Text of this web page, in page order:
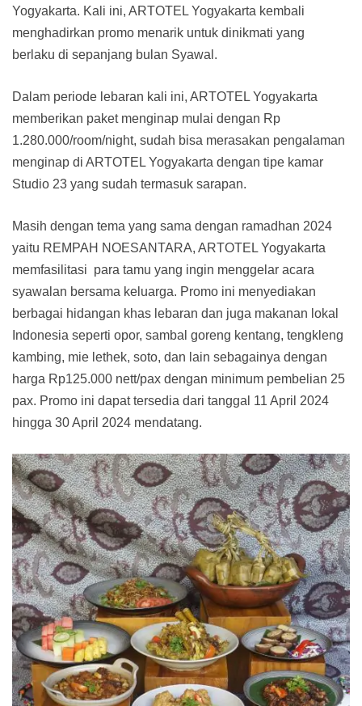
Yogyakarta. Kali ini, ARTOTEL Yogyakarta kembali
menghadirkan promo menarik untuk dinikmati yang
berlaku di sepanjang bulan Syawal.
Dalam periode lebaran kali ini, ARTOTEL Yogyakarta
memberikan paket menginap mulai dengan Rp
1.280.000/room/night, sudah bisa merasakan pengalaman
menginap di ARTOTEL Yogyakarta dengan tipe kamar
Studio 23 yang sudah termasuk sarapan.
Masih dengan tema yang sama dengan ramadhan 2024
yaitu REMPAH NOESANTARA, ARTOTEL Yogyakarta
memfasilitasi para tamu yang ingin menggelar acara
syawalan bersama keluarga. Promo ini menyediakan
berbagai hidangan khas lebaran dan juga makanan lokal
Indonesia seperti opor, sambal goreng kentang, tengkleng
kambing, mie lethek, soto, dan lain sebagainya dengan
harga Rp125.000 nett/pax dengan minimum pembelian 25
pax. Promo ini dapat tersedia dari tanggal 11 April 2024
hingga 30 April 2024 mendatang.